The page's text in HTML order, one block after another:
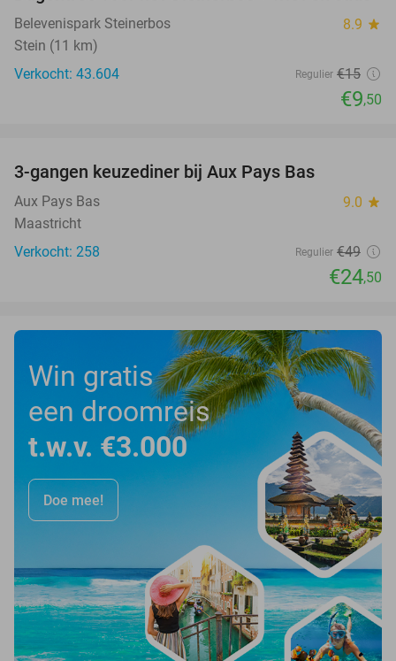
Belevenispark Steinerbos 8.9 star
Stein (11 km)
Verkocht: 43.604
Regulier €15
€9,50
3-gangen keuzediner bij Aux Pays Bas
Aux Pays Bas 9.0 star
Maastricht
Verkocht: 258
Regulier €49
€24,50
Win gratis
een droomreis
t.w.v. €3.000
Doe mee!